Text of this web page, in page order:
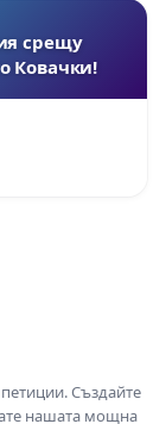
срещу
Ковачки!
Създайте
нашата мощна